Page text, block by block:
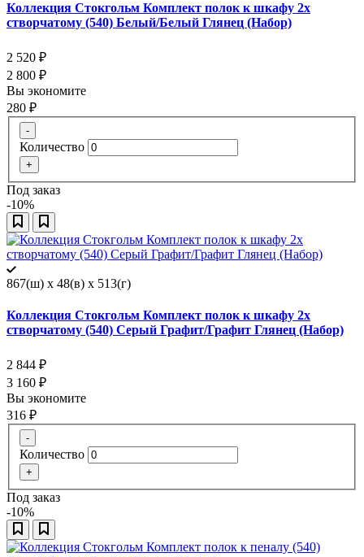
Коллекция Стокгольм Комплект полок к шкафу 2х
створчатому (540) Белый/Белый Глянец (Набор)
2 520 ₽
2 800 ₽
Вы экономите
280 ₽
-
Количество
+
Под заказ
-10%
867(ш) x 48(в) x 513(г)
Коллекция Стокгольм Комплект полок к шкафу 2х
створчатому (540) Серый Графит/Графит Глянец (Набор)
2 844 ₽
3 160 ₽
Вы экономите
316 ₽
-
Количество
+
Под заказ
-10%